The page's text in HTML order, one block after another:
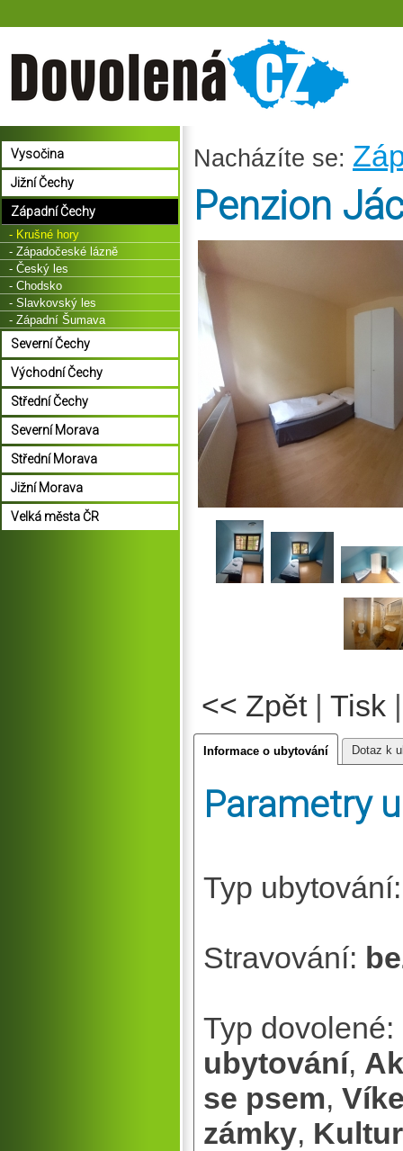
Nacházíte se:
Penzion
<< Zpět| Tisk
Informace o ubytování Dotaz k
Parametry
Typ
Stravování:
Typ dovolené:
ubytování,
se psem,
zámky,
Vysočina
Jižní Čechy
Západní Čechy
- Krušné hory
- Západočeské lázně
- Český les
- Chodsko
- Slavkovský les
- Západní Šumava
Severní Čechy
Východní Čechy
Střední Čechy
Severní Morava
Střední Morava
Jižní Morava
Velká města ČR